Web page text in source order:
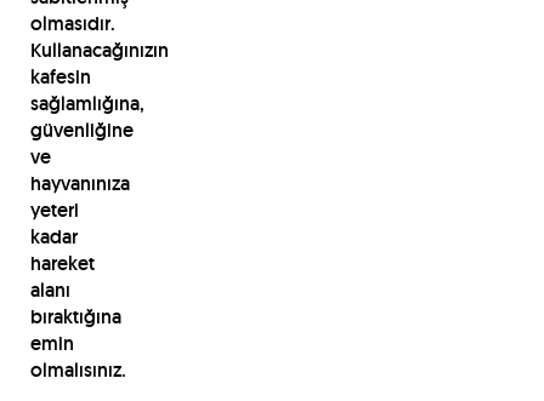
olmasıdır.
Kullanacağınızın
kafesin
sağlamlığına,
güvenliğine
ve
hayvanınıza
yeteri
kadar
hareket
alanı
bıraktığına
emin
olmalısınız.